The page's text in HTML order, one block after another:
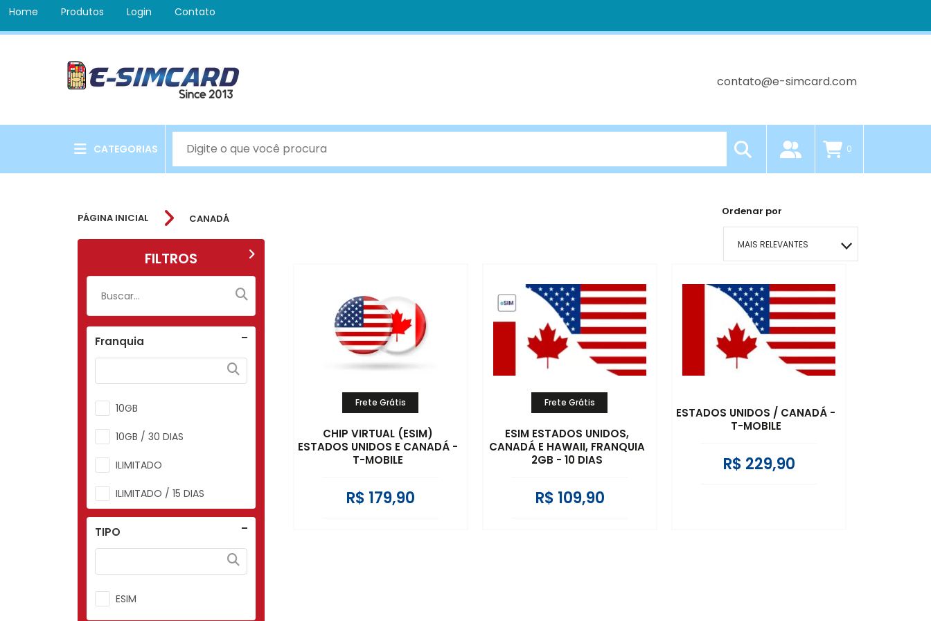
Home Produtos Login Contato
contato@e-simcard.com
CATEGORIAS 0
PÁGINA INICIAL CANADÁ
Ordenar por
MAIS RELEVANTES
MENOR PREÇO
MAIOR PREÇO
FILTROS
Franquia
10GB
10GB / 30 DIAS
ILIMITADO
ILIMITADO / 15 DIAS
ILIMITADO / 20 DIAS
ILIMITADO / 30 DIAS
TIPO
ESIM
Frete Grátis
CHIP VIRTUAL (ESIM)
ESTADOS UNIDOS E CANADÁ -
T-MOBILE
R$ 179,90
Frete Grátis
ESIM ESTADOS UNIDOS,
CANADÁ E HAWAII, FRANQUIA
2GB - 10 DIAS
R$ 109,90
ESTADOS UNIDOS / CANADÁ -
T-MOBILE
R$ 229,90